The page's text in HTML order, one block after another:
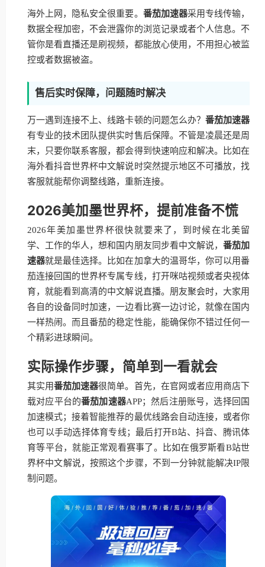
海外上网，隐私安全很重要。 番茄加速器采用专线传输，
数据全程加密，不会泄露你的浏览记录或者个人信息。不
管你是看直播还是刷视频，都能放心使用，不用担心被监
控或者数据被盗。
售后实时保障，问题随时解决
万一遇到连接不上、线路卡顿的问题怎么办？ 番茄加速器
有专业的技术团队提供实时售后保障。不管是凌晨还是周
末，只要你联系客服，都会得到快速响应和解决。比如在
海外看抖音世界杯中文解说时突然提示地区不可播放，找
客服就能帮你调整线路，重新连接。
2026美加墨世界杯，提前准备不慌
2026年美加墨世界杯很快就要来了，到时候在北美留
学、工作的华人，想和国内朋友同步看中文解说， 番茄加
速器就是最佳选择。比如在加拿大的温哥华，你可以用番
茄连接回国的世界杯专属专线，打开咪咕视频或者央视体
育，就能看到高清的中文解说直播。朋友聚会时，大家用
各自的设备同时加速，一边看比赛一边讨论，就像在国内
一样热闹。而且番茄的稳定性能，能确保你不错过任何一
个精彩进球瞬间。
实际操作步骤，简单到一看就会
其实用番茄加速器很简单。首先，在官网或者应用商店下
载对应平台的番茄加速器APP；然后注册账号，选择回国
加速模式；接着智能推荐的最优线路会自动连接，或者你
也可以手动选择体育专线；最后打开B站、抖音、腾讯体
育等平台，就能正常观看赛事了。比如在俄罗斯看B站世
界杯中文解说，按照这个步骤，不到一分钟就能解决IP限
制问题。